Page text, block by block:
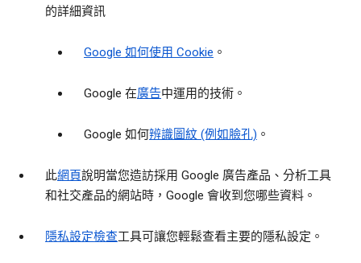
的詳細資訊
Google 如何使用 Cookie 。
Google 在廣告中運用的技術。
Google 如何辨識圖紋 (例如臉孔) 。
此網頁說明當您造訪採用 Google 廣告產品、分析工具
和社交產品的網站時，Google 會收到您哪些資料。
隱私設定檢查工具可讓您輕鬆查看主要的隱私設定。